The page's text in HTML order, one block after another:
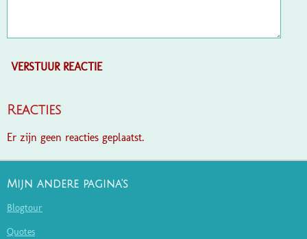
VERSTUUR REACTIE
Reacties
Er zijn geen reacties geplaatst.
Mijn andere pagina's
Blogtour
Quotes